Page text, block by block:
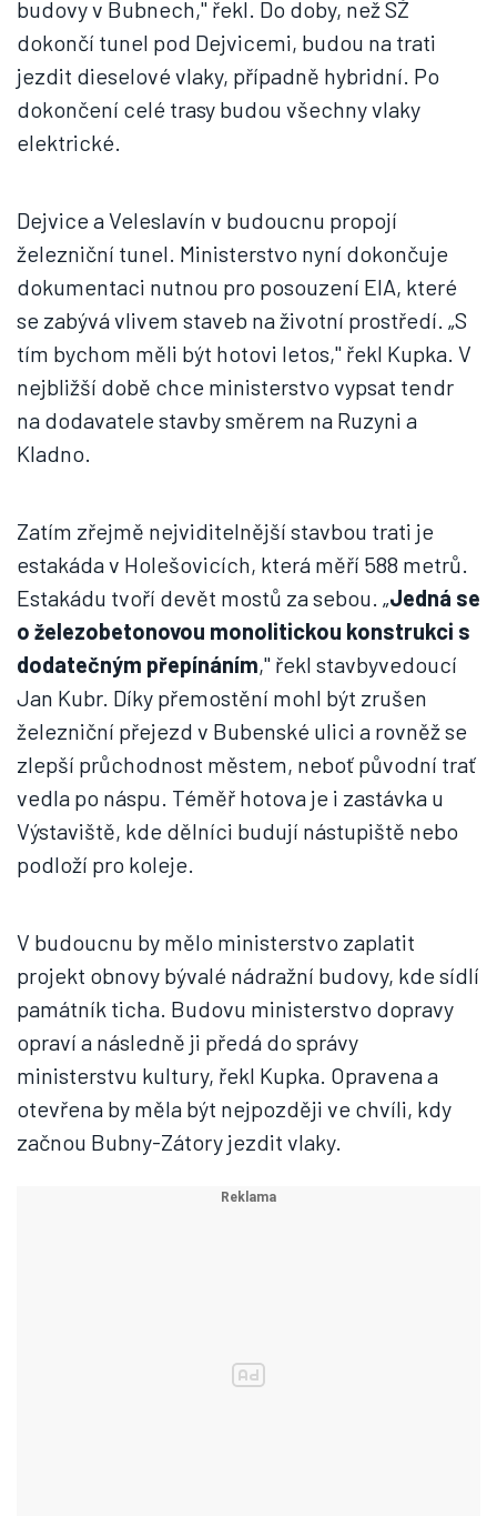
budovy v Bubnech," řekl. Do doby, než SŽ
dokončí tunel pod Dejvicemi, budou na trati
jezdit dieselové vlaky, případně hybridní. Po
dokončení celé trasy budou všechny vlaky
elektrické.
Dejvice a Veleslavín v budoucnu propojí
železniční tunel. Ministerstvo nyní dokončuje
dokumentaci nutnou pro posouzení EIA, které
se zabývá vlivem staveb na životní prostředí. „S
tím bychom měli být hotovi letos," řekl Kupka. V
nejbližší době chce ministerstvo vypsat tendr
na dodavatele stavby směrem na Ruzyni a
Kladno.
Zatím zřejmě nejviditelnější stavbou trati je
estakáda v Holešovicích, která měří 588 metrů.
Estakádu tvoří devět mostů za sebou. „Jedná se
o železobetonovou monolitickou konstrukci s
dodatečným přepínáním," řekl stavbyvedoucí
Jan Kubr. Díky přemostění mohl být zrušen
železniční přejezd v Bubenské ulici a rovněž se
zlepší průchodnost městem, neboť původní trať
vedla po náspu. Téměř hotova je i zastávka u
Výstaviště, kde dělníci budují nástupiště nebo
podloží pro koleje.
V budoucnu by mělo ministerstvo zaplatit
projekt obnovy bývalé nádražní budovy, kde sídlí
památník ticha. Budovu ministerstvo dopravy
opraví a následně ji předá do správy
ministerstvu kultury, řekl Kupka. Opravena a
otevřena by měla být nejpozději ve chvíli, kdy
začnou Bubny-Zátory jezdit vlaky.